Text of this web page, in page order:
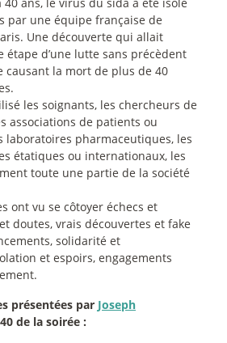
par une équipe française de
Une découverte qui allait
d’une lutte sans précèdent
causant la mort de plus de 40
les soignants, les chercheurs de
associations de patients ou
laboratoires pharmaceutiques, les
étatiques ou internationaux, les
toute une partie de la société
ont vu se côtoyer échecs et
doutes, vrais découvertes et fake
solidarité et
et espoirs, engagements
présentées par Joseph
de la soirée :